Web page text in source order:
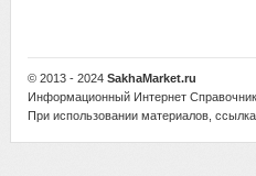
© 2013 - 2024 SakhaMarket.ru
Информационный Интернет Справочник
При использовании материалов,